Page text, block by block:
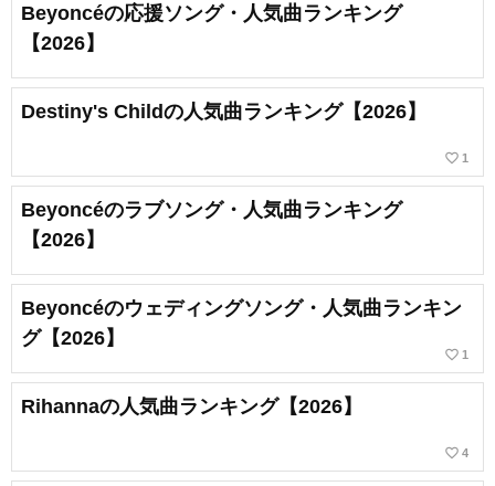
Beyoncéの応援ソング・人気曲ランキング
【2026】
Destiny's Childの人気曲ランキング【2026】
favorite_border 1
Beyoncéのラブソング・人気曲ランキング
【2026】
Beyoncéのウェディングソング・人気曲ランキン
グ【2026】
favorite_border 1
Rihannaの人気曲ランキング【2026】
favorite_border 4